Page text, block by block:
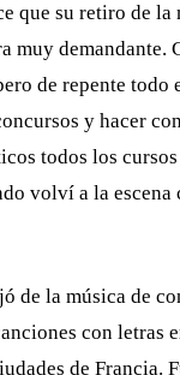
que su retiro de la
muy
de repente
y hacer
todos los
volví a la
de la música de
con letras
de Francia.